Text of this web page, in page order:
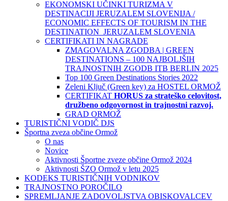
EKONOMSKI UČINKI TURIZMA V
DESTINACIJI JERUZALEM SLOVENIJA /
ECONOMIC EFFECTS OF TOURISM IN THE
DESTINATION JERUZALEM SLOVENIA
CERTIFIKATI IN NAGRADE
ZMAGOVALNA ZGODBA | GREEN
DESTINATIONS – 100 NAJBOLJŠIH
TRAJNOSTNIH ZGODB ITB BERLIN 2025
Top 100 Green Destinations Stories 2022
Zeleni Ključ (Green key) za HOSTEL ORMOŽ
CERTIFIKAT HORUS za strateško celovitost,
družbeno odgovornost in trajnostni razvoj.
GRAD ORMOŽ
TURISTIČNI VODIČ DJS
Športna zveza občine Ormož
O nas
Novice
Aktivnosti Športne zveze občine Ormož 2024
Aktivnosti ŠZO Ormož v letu 2025
KODEKS TURISTIČNIH VODNIKOV
TRAJNOSTNO POROČILO
SPREMLJANJE ZADOVOLJSTVA OBISKOVALCEV